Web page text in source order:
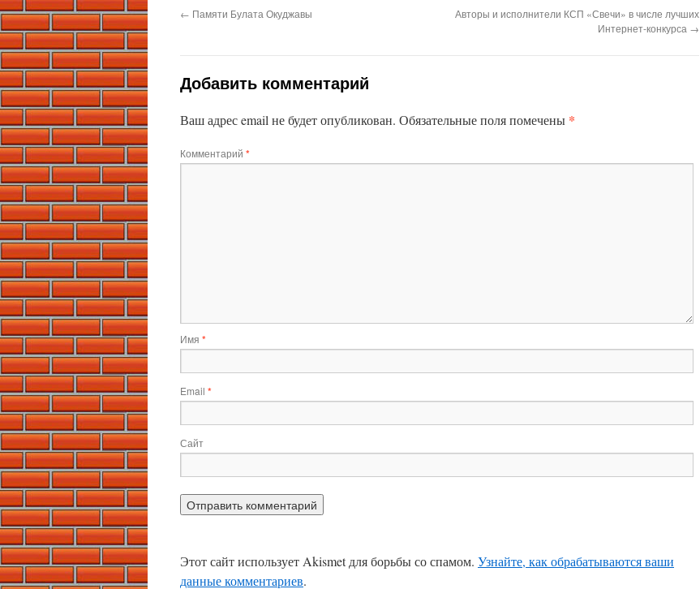
← Памяти Булата Окуджавы
Авторы и исполнители КСП «Свечи» в числе лучших
Интернет-конкурса →
Добавить комментарий
Ваш адрес email не будет опубликован. Обязательные поля помечены *
Комментарий *
Имя *
Email *
Сайт
Этот сайт использует Akismet для борьбы со спамом. Узнайте, как обрабатываются ваши
данные комментариев.